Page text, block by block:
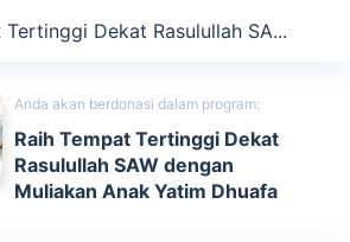
Tertinggi Dekat Rasulullah SA...
Anda akan berdonasi dalam program:
Raih Tempat Tertinggi Dekat
Rasulullah SAW dengan
Muliakan Anak Yatim Dhuafa